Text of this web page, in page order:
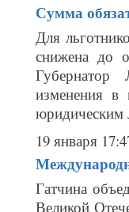
Сумма
Для
снижена до
Губернатор
изменения в
юридическим
19 января
Гатчина
Великой